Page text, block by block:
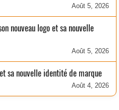
Août 5, 2026
nouveau logo et sa nouvelle
Août 5, 2026
sa nouvelle identité de marque
Août 4, 2026